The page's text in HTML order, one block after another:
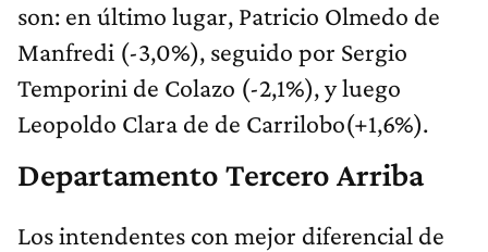
son: en último lugar, Patricio Olmedo de
Manfredi (-3,0%), seguido por Sergio
Temporini de Colazo (-2,1%), y luego
Leopoldo Clara de de Carrilobo(+1,6%).
Departamento Tercero Arriba
Los intendentes con mejor diferencial de